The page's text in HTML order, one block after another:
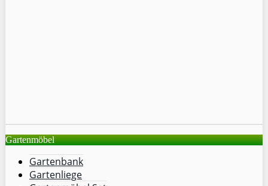
Gartenmöbel
Gartenbank
Gartenliege